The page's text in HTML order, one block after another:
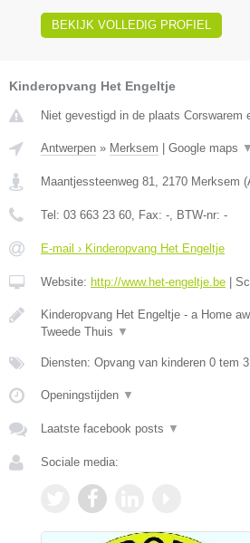
BEKIJK VOLLEDIG PROFIEL
Kinderopvang Het Engeltje
Niet gevestigd in de plaats Corswarem
Antwerpen » Merksem | Google maps ▼
Maantjessteenweg 81 2170 Merksem (
Tel: 03 663 23 60 , Fax: - , BTW-nr: -
E-mail › Kinderopvang Het Engeltje
Website: http://www.het-engeltje.be |
Kinderopvang Het Engeltje - a Home
Tweede Thuis ▼
Diensten: Opvang van kinderen 0 tem
Openingstijden ▼
Laatste facebook posts ▼
Sociale media: